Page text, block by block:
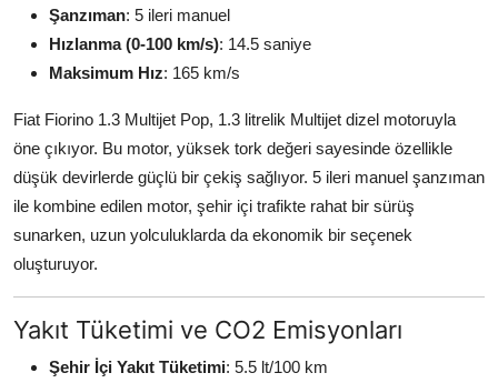
Şanzıman: 5 ileri manuel
Hızlanma (0-100 km/s): 14.5 saniye
Maksimum Hız: 165 km/s
Fiat Fiorino 1.3 Multijet Pop, 1.3 litrelik Multijet dizel motoruyla
öne çıkıyor. Bu motor, yüksek tork değeri sayesinde özellikle
düşük devirlerde güçlü bir çekiş sağlıyor. 5 ileri manuel şanzıman
ile kombine edilen motor, şehir içi trafikte rahat bir sürüş
sunarken, uzun yolculuklarda da ekonomik bir seçenek
oluşturuyor.
Yakıt Tüketimi ve CO2 Emisyonları
Şehir İçi Yakıt Tüketimi: 5.5 lt/100 km